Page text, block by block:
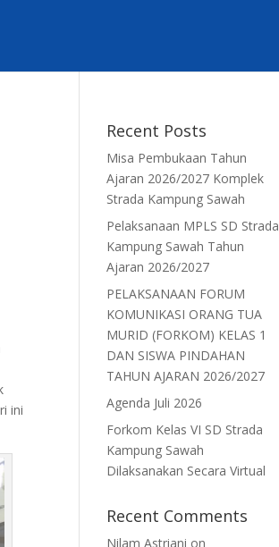
ini
Recent Posts
Misa Pembukaan Tahun
Ajaran 2026/2027 Komplek
Strada Kampung Sawah
Pelaksanaan MPLS SD Strada
Kampung Sawah Tahun
Ajaran 2026/2027
PELAKSANAAN FORUM
KOMUNIKASI ORANG TUA
MURID (FORKOM) KELAS 1
DAN SISWA PINDAHAN
TAHUN AJARAN 2026/2027
Agenda Juli 2026
Forkom Kelas VI SD Strada
Kampung Sawah
Dilaksanakan Secara Virtual
Recent Comments
Nilam Astriani on